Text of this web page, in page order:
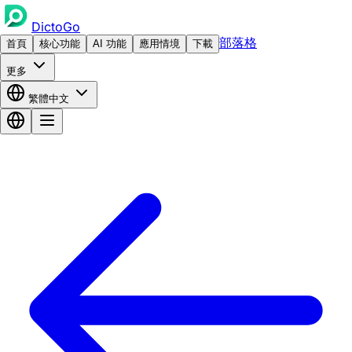
DictoGo
首頁 核心功能 AI 功能 應用情境 下載 部落格
更多
繁體中文